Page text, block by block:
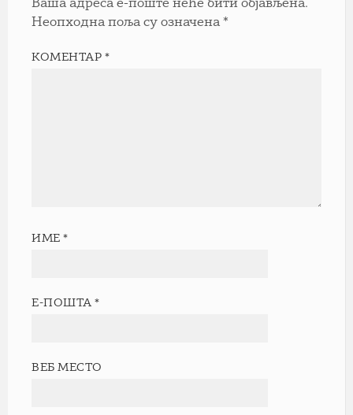
Ваша адреса е-поште неће бити објављена.
Неопходна поља су означена *
КОМЕНТАР*
ИМЕ*
Е-ПОШТА*
ВЕБ МЕСТО